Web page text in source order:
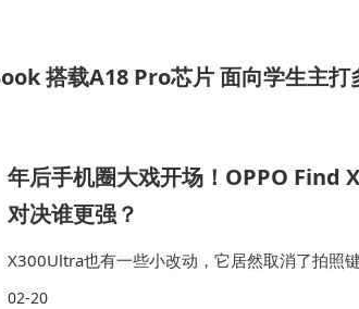
45款的新机数量成为2025年发布新机最多的厂
搭载A18 Pro芯片 面向学生主打
年后手机圈大戏开场！OPPO
对决谁更强？
X300Ultra也有一些小改动，它居然取消了拍照
不上？但钱包就一个，而且到了超大杯这样的价
02-20